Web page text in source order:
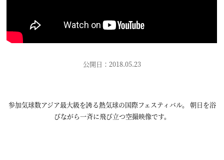
公開日：2018.05.23
参加気球数アジア最大級を誇る熱気球の国際フェスティバル。 朝日を浴
びながら一斉に飛び立つ空撮映像です。